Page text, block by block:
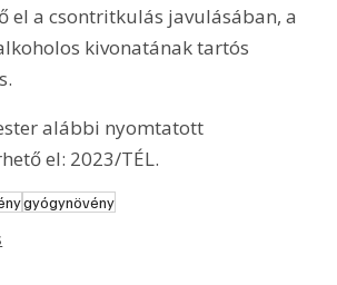
el a csontritkulás javulásában, a
kivonatának tartós
alábbi nyomtatott
el: 2023/TÉL.
gyógynövény